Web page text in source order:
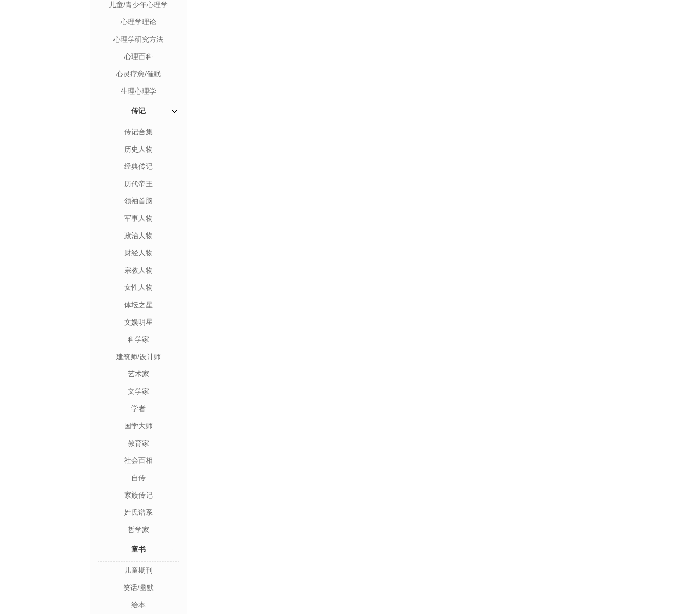
儿童/青少年心理学
心理学理论
心理学研究方法
心理百科
心灵疗愈/催眠
生理心理学
传记
传记合集
历史人物
经典传记
历代帝王
领袖首脑
军事人物
政治人物
财经人物
宗教人物
女性人物
体坛之星
文娱明星
科学家
建筑师/设计师
艺术家
文学家
学者
国学大师
教育家
社会百相
自传
家族传记
姓氏谱系
哲学家
童书
儿童期刊
笑话/幽默
绘本